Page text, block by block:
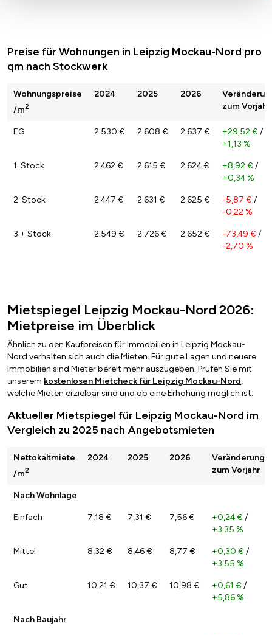
Preise für Wohnungen in Leipzig Mockau-Nord pro
qm nach Stockwerk
Wohnungspreise
/m2
2024 2025 2026
zum Vorjahr
EG 2.530 € 2.608 € 2.637 € +29,52 € /
+1,13 %
1. Stock 2.462 € 2.615 € 2.624 € +8,92 € /
+0,34 %
2. Stock 2.447 € 2.631 € 2.625 € -5,87 € /
-0,22 %
3.+ Stock 2.549 € 2.726 € 2.652 € -73,49 € /
-2,70 %
Mietspiegel Leipzig Mockau-Nord 2026:
Mietpreise im Überblick
Ähnlich zu den Kaufpreisen für Immobilien in Leipzig Mockau-
Nord verhalten sich auch die Mieten. Für gute Lagen und neuere
Immobilien sind Mieter bereit mehr auszugeben. Prüfen Sie mit
unserem kostenlosen Mietcheck für Leipzig Mockau-Nord,
welche Mieten erzielbar sind und ob eine Erhöhung möglich ist.
Aktueller Mietspiegel für Leipzig Mockau-Nord im
Vergleich zu 2025 nach Angebotsmieten
Nettokaltmiete
/m2
2024 2025 2026
Veränderung
zum Vorjahr
Nach Wohnlage
Einfach 7,18 € 7,31 € 7,56 € +0,24 € /
+3,35 %
Mittel 8,32 € 8,46 € 8,77 € +0,30 € /
+3,55 %
Gut 10,21 € 10,37 € 10,98 € +0,61 € /
+5,86 %
Nach Baujahr